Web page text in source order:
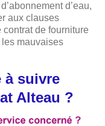
d’eau,
aux clauses
de fourniture
les mauvaises
à suivre
Alteau ?